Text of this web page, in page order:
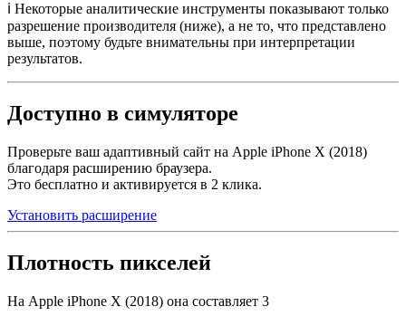
ℹ️ Некоторые аналитические инструменты показывают только
разрешение производителя (ниже), а не то, что представлено
выше, поэтому будьте внимательны при интерпретации
результатов.
Доступно в симуляторе
Проверьте ваш адаптивный сайт на Apple iPhone X (2018)
благодаря расширению браузера.
Это бесплатно и активируется в 2 клика.
Установить расширение
Плотность пикселей
На Apple iPhone X (2018) она составляет 3